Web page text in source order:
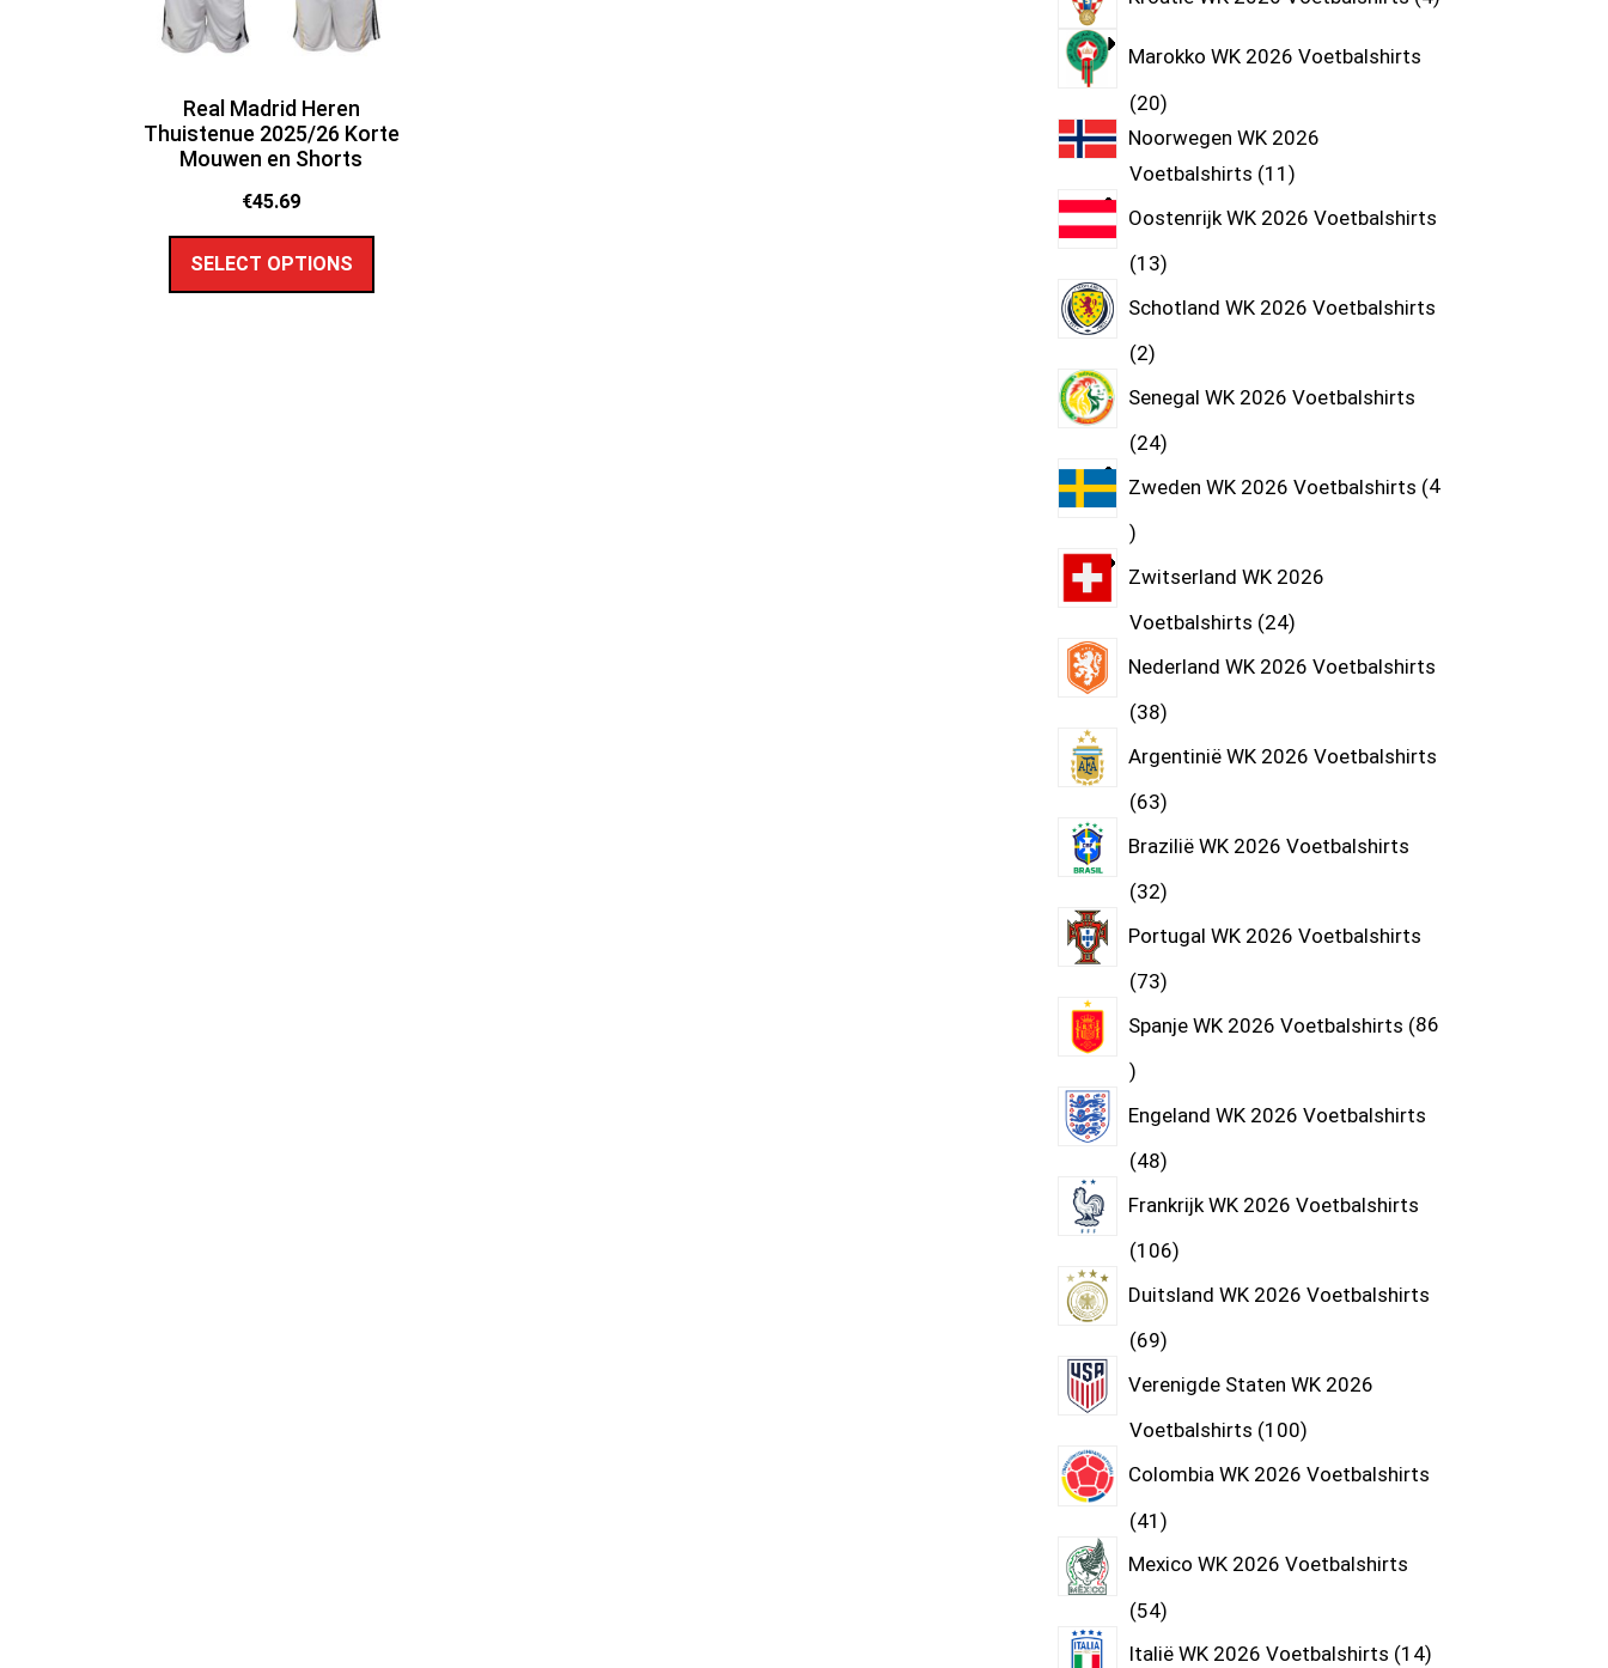
Real Madrid Heren
Thuistenue 2025/26 Korte
Mouwen en Shorts
€45.69
SELECT OPTIONS
Marokko WK 2026 Voetbalshirts
20
Noorwegen WK 2026
Voetbalshirts 11
Oostenrijk WK 2026 Voetbalshirts
13
Schotland WK 2026 Voetbalshirts
2
Senegal WK 2026 Voetbalshirts
24
Zweden WK 2026 Voetbalshirts 4
Zwitserland WK 2026
Voetbalshirts 24
Nederland WK 2026 Voetbalshirts
38
Argentinië WK 2026 Voetbalshirts
63
Brazilië WK 2026 Voetbalshirts
32
Portugal WK 2026 Voetbalshirts
73
Spanje WK 2026 Voetbalshirts 86
Engeland WK 2026 Voetbalshirts
48
Frankrijk WK 2026 Voetbalshirts
106
Duitsland WK 2026 Voetbalshirts
69
Verenigde Staten WK 2026
Voetbalshirts 100
Colombia WK 2026 Voetbalshirts
41
Mexico WK 2026 Voetbalshirts
54
Italië WK 2026 Voetbalshirts 14